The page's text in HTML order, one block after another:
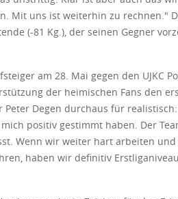
Mit uns ist weiterhin zu rechnen."
(-81 Kg.), der seinen Gegner
am 28. Mai gegen den UJKC
der heimischen Fans den
Peter Degen durchaus für
positiv gestimmt haben. Der
Wenn wir weiter hart arbeiten
haben wir definitiv